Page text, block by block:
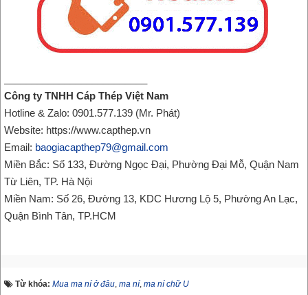
Công ty TNHH Cáp Thép Việt Nam
Hotline & Zalo: 0901.577.139 (Mr. Phát)
Website: https://www.capthep.vn
Email: baogiacapthep79@gmail.com
Miền Bắc: Số 133, Đường Ngọc Đại, Phường Đại Mỗ, Quận Nam
Từ Liên, TP. Hà Nội
Miền Nam: Số 26, Đường 13, KDC Hương Lộ 5, Phường An Lạc,
Quận Bình Tân, TP.HCM
Từ khóa: Mua ma ní ở đâu, ma ní, ma ní chữ U